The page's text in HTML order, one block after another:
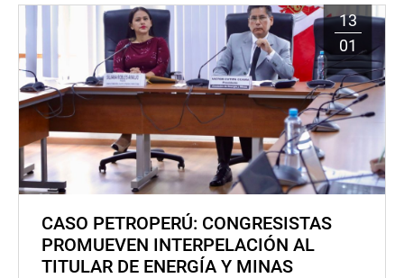
13
01
CASO PETROPERÚ: CONGRESISTAS
PROMUEVEN INTERPELACIÓN AL
TITULAR DE ENERGÍA Y MINAS